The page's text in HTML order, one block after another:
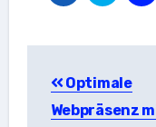
Optimale
Webpräsenz